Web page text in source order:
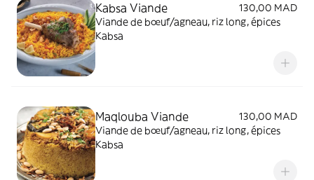
Kabsa Viande
130,00 MAD
Viande de bœuf/agneau, riz long, épices
Kabsa
Maqlouba Viande
130,00 MAD
Viande de bœuf/agneau, riz long, épices
Kabsa